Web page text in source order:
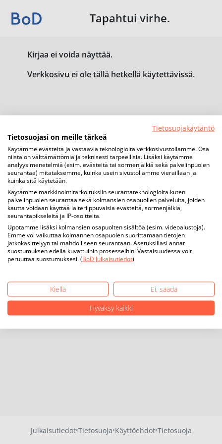
Tapahtui virhe.
Kirjaa ei voida näyttää.
Verkkosivu ei ole tällä hetkellä käytettävissä.
Julkaisutiedot·Tietosuoja·Käyttöehdot·Tietosuoja
Tietosuojakäytäntö
Tietosuojasi on meille tärkeä
Käytämme evästeitä ja vastaavia teknologioita verkkosivustollamme. Osa
niistä on välttämättömiä ja teknisesti tarpeellisia. Lisäksi käytämme
analyysimenetelmiä (esim. evästeitä tai sormenjälkiä sekä palvelinpuolen
seurantaa) mitataksemme, kuinka usein sivustollamme vieraillaan ja
kuinka sitä käytetään.
Käytämme markkinointitarkoituksiin seurantateknologioita kuten
palvelinpuolen seurantaa sekä kolmansien osapuolien palveluita, joiden
kautta voidaan käyttää laiteriippuvaisia evästeitä, sormenjälkiä,
seurantapikseleitä ja IP-osoitteita.
Upotamme lisäksi kolmansien osapuolten sisältöä (esim. videoalustoja).
Emme voi vaikuttaa kolmannen osapuolen suorittamaan tietojen
jatkokäsittelyyn tai mahdolliseen seurantaan. Asetuksillasi annat
suostumuksen edellä kuvattuihin prosesseihin. Vastaisuudessa voit
peruuttaa suostumuksesi. (BoD Julkaisutiedot)
Kiellä
Ei, säädä
Hyväksy kaikki